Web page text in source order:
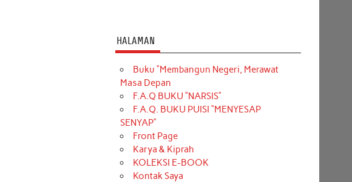
HALAMAN
Buku “Membangun Negeri, Merawat
Masa Depan
F.A.Q BUKU “NARSIS”
F.A.Q. BUKU PUISI “MENYESAP
SENYAP”
Front Page
Karya & Kiprah
KOLEKSI E-BOOK
Kontak Saya